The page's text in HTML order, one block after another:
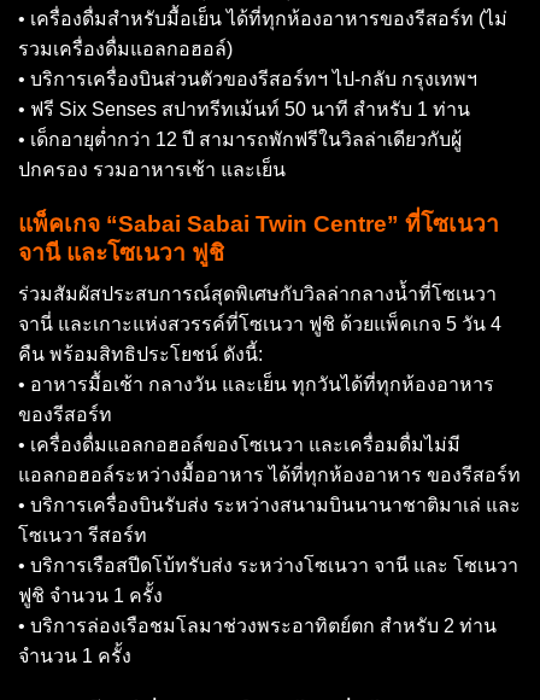
• เครื่องดื่มสำหรับมื้อเย็น ได้ที่ทุกห้องอาหารของรีสอร์ท (ไม่
รวมเครื่องดื่มแอลกอฮอล์)
• บริการเครื่องบินส่วนตัวของรีสอร์ทฯ ไป-กลับ กรุงเทพฯ
• ฟรี Six Senses สปาทรีทเม้นท์ 50 นาที สำหรับ 1 ท่าน
• เด็กอายุต่ำกว่า 12 ปี สามารถพักฟรีในวิลล่าเดียวกับผู้
ปกครอง รวมอาหารเช้า และเย็น
แพ็คเกจ “Sabai Sabai Twin Centre” ที่โซเนวา
จานี และโซเนวา ฟูชิ
ร่วมสัมผัสประสบการณ์สุดพิเศษกับวิลล่ากลางน้ำที่โซเนวา
จานี่ และเกาะแห่งสวรรค์ที่โซเนวา ฟูชิ ด้วยแพ็คเกจ 5 วัน 4
คืน พร้อมสิทธิประโยชน์ ดังนี้:
• อาหารมื้อเช้า กลางวัน และเย็น ทุกวันได้ที่ทุกห้องอาหาร
ของรีสอร์ท
• เครื่องดื่มแอลกอฮอล์ของโซเนวา และเครื่อมดื่มไม่มี
แอลกอฮอล์ระหว่างมื้ออาหาร ได้ที่ทุกห้องอาหาร ของรีสอร์ท
• บริการเครื่องบินรับส่ง ระหว่างสนามบินนานาชาติมาเล่ และ
โซเนวา รีสอร์ท
• บริการเรือสปีดโบ้ทรับส่ง ระหว่างโซเนวา จานี และ โซเนวา
ฟูชิ จำนวน 1 ครั้ง
• บริการล่องเรือชมโลมาช่วงพระอาทิตย์ตก สำหรับ 2 ท่าน
จำนวน 1 ครั้ง